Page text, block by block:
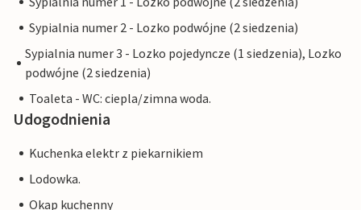
Sypialnia numer 2 - Lozko podwójne (2 siedzenia)
Sypialnia numer 3 - Lozko pojedyncze (1 siedzenia), Lozko
podwójne (2 siedzenia)
Toaleta - WC: ciepla/zimna woda.
Udogodnienia
Kuchenka elektr z piekarnikiem
Lodowka.
Okap kuchenny